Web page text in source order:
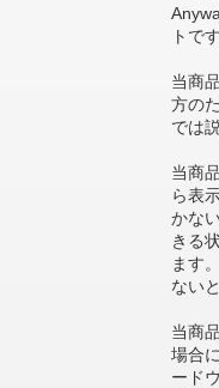
トです
当商
方の
では
当商
ら表
かな
きる
ます
ない
当商
場合
ード